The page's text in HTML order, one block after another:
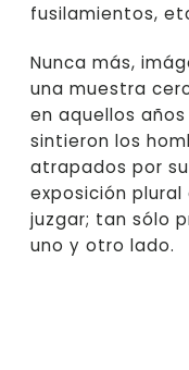
fusilamientos,
Nunca más,
una muestra
en aquellos
sintieron los
atrapados por
exposición
juzgar; tan sólo
uno y otro lado.